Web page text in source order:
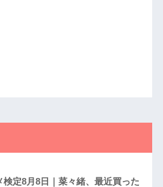
検定8月8日｜菜々緒、最近買った